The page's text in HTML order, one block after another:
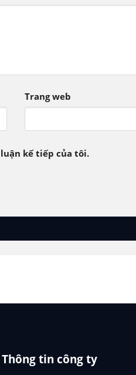
Trang web
kế tiếp của tôi.
Thông tin công ty